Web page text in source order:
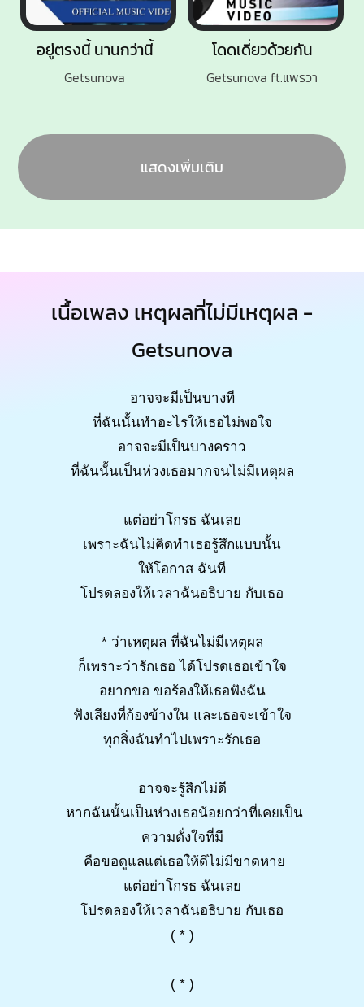
อยู่ตรงนี้ นานกว่านี้
Getsunova
โดดเดี่ยวด้วยกัน
Getsunova ft.แพรวา
แสดงเพิ่มเติม
เนื้อเพลง เหตุผลที่ไม่มีเหตุผล -
Getsunova
อาจจะมีเป็นบางที
ที่ฉันนั้นทําอะไรให้เธอไม่พอใจ
อาจจะมีเป็นบางคราว
ที่ฉันนั้นเป็นห่วงเธอมากจนไม่มีเหตุผล
แต่อย่าโกรธ ฉันเลย
เพราะฉันไม่คิดทําเธอรู้สึกแบบนั้น
ให้โอกาส ฉันที
โปรดลองให้เวลาฉันอธิบาย กับเธอ
* ว่าเหตุผล ที่ฉันไม่มีเหตุผล
ก็เพราะว่ารักเธอ ได้โปรดเธอเข้าใจ
อยากขอ ขอร้องให้เธอฟังฉัน
ฟังเสียงที่ก้องข้างใน และเธอจะเข้าใจ
ทุกสิ่งฉันทําไปเพราะรักเธอ
อาจจะรู้สึกไม่ดี
หากฉันนั้นเป็นห่วงเธอน้อยกว่าที่เคยเป็น
ความตั่งใจที่มี
คือขอดูแลแต่เธอให้ดีไม่มีขาดหาย
แต่อย่าโกรธ ฉันเลย
โปรดลองให้เวลาฉันอธิบาย กับเธอ
( * )
( * )